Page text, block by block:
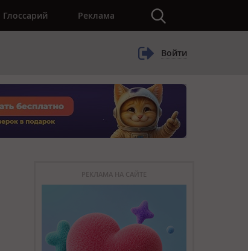
Глоссарий Реклама
Войти
РЕКЛАМА НА САЙТЕ